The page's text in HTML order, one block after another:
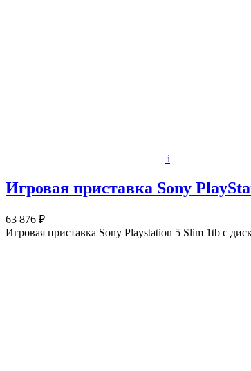
i
Игровая приставка Sony
63 876 ₽
Игровая приставка Sony Playstation 5 Slim 1tb с